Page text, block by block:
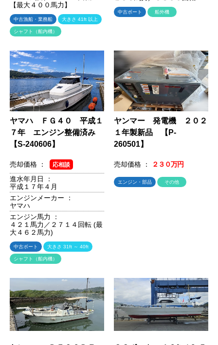
【最大４００馬力】
中古漁船・業務船 大きさ 41ft 以上
シャフト（船内機）
中古ボート 船外機
ヤマハ ＦＧ４０ 平成１
７年 エンジン整備済み
【S-240606】
売却価格 ： 応相談
進水年月日 ：
平成１７年４月
エンジンメーカー ：
ヤマハ
エンジン馬力 ：
４２１馬力／２７１４回転 (最
大４６２馬力)
中古ボート 大きさ 31ft ～ 40ft
シャフト（船内機）
ヤンマー 発電機 ２０２
１年製新品 【P-
260501】
売却価格 ： ２３０万円
エンジン・部品 その他